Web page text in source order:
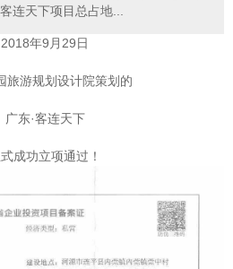
连天下项目总占地...
2018年9月29日
旅游规划设计院策划的
广东·客连天下
成功立项通过！